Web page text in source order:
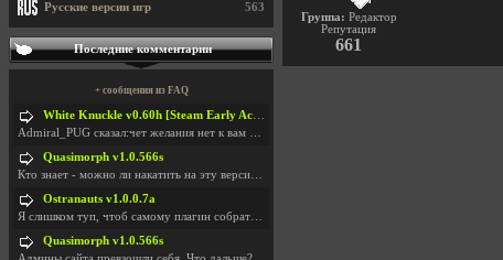
Группа: Редактор
Репутация
661
563
Русские версии игр
Последние комментарии
+ сообщения из FAQ
White Knuckle v0.60h [Steam Early Access]
Admiral_PUG сказал:чет желания нет к вам сюда захо
Quasimorph v1.0.566s
Кто знает - можно ли накатить на эту версию моды?
Ostranauts v1.0.0.7a
Я слишком туп, чтоб самому плагин собрать. И что-т
Quasimorph v1.0.566s